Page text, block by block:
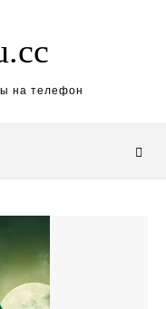
на телефон